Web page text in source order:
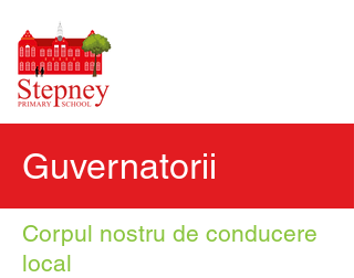
Guvernatorii
Corpul nostru de conducere
local